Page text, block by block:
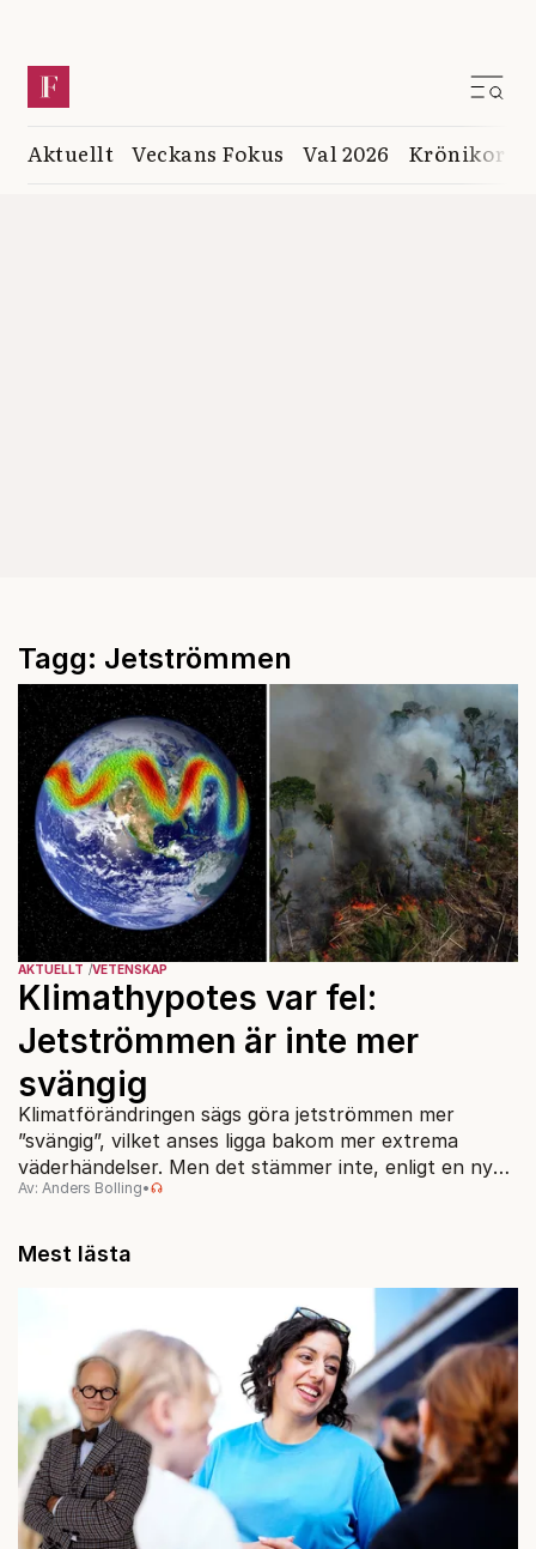
Aktuellt Veckans Fokus Val 2026 Krönikor
Tagg: Jetströmmen
AKTUELLT VETENSKAP
Klimathypotes var fel:
Jetströmmen är inte mer
svängig
Klimatförändringen sägs göra jetströmmen mer
”svängig”, vilket anses ligga bakom mer extrema
väderhändelser. Men det stämmer inte, enligt en ny
studie.
Av: Anders Bolling•
Mest lästa